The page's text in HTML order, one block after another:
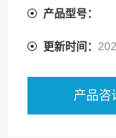
产品型号：
更新时间：
产品咨